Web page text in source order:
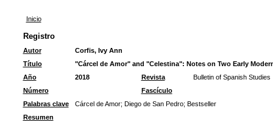
Inicio
Registro
Autor
Corfis, Ivy Ann
Título
"Cárcel de Amor" and "Celestina": Notes on Two Early
Año
2018 Revista
Bulletin of Spanish Studies
Número
Fascículo
Palabras clave
Cárcel de Amor; Diego de San Pedro; Bestseller
Resumen